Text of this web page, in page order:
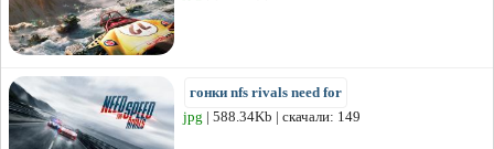
гонки nfs rivals need for
jpg | 588.34Kb | скачали: 149